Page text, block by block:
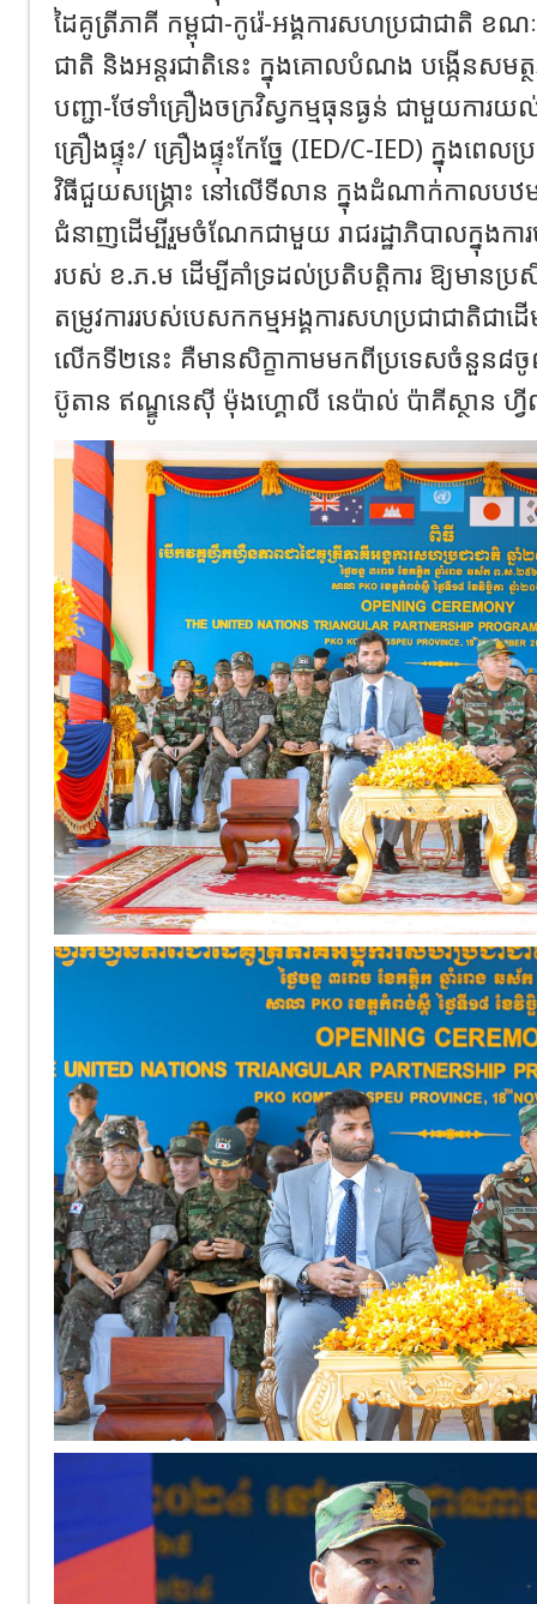
ដៃគូត្រីភាគី កម្ពុជា​-កូរ៉េ-អង្គការសហប្រជាជាតិ ខណ
ជាតិ និងអន្តរជាតិនេះ ក្នុង​គោល​បំណង បង្កើនសមត្
បញ្ជា-ថែទាំគ្រឿងចក្រវិស្វកម្មធុនធ្ងន់ ជាមួយការយ
គ្រឿងផ្ទុះ/ គ្រឿងផ្ទុះកែច្នែ (IED/C-IED) ក្នុង​ពេល​
វិធីជួយសង្គ្រោះ នៅលើទីលាន ក្នុងដំណាក់កាលបឋ
ជំនា​ញដើម្បីរួមចំណែកជាមួយ រាជរដ្ឋាភិបាលក្នុងកា
របស់ ខ.ភ.ម ដើម្បី​គាំទ្រដល់ប្រតិបត្តិការ ឱ្យមានប្
តម្រូវ​ការ​របស់​បេសកកម្ម​អង្គការ​សហ​ប្រជាជាតិជាដើ
លើកទី២នេះ គឺមានសិក្ខាកាមមក​ពី​ប្រទេស​ចំនួន​៨​ចូ
ប៊ូតាន ឥណ្ឌូនេស៊ី ម៉ុងហ្គោលី នេប៉ាល់ ប៉ាគីស្ថាន ហ្